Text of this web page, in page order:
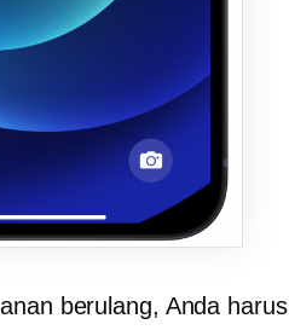
berulang, Anda harus